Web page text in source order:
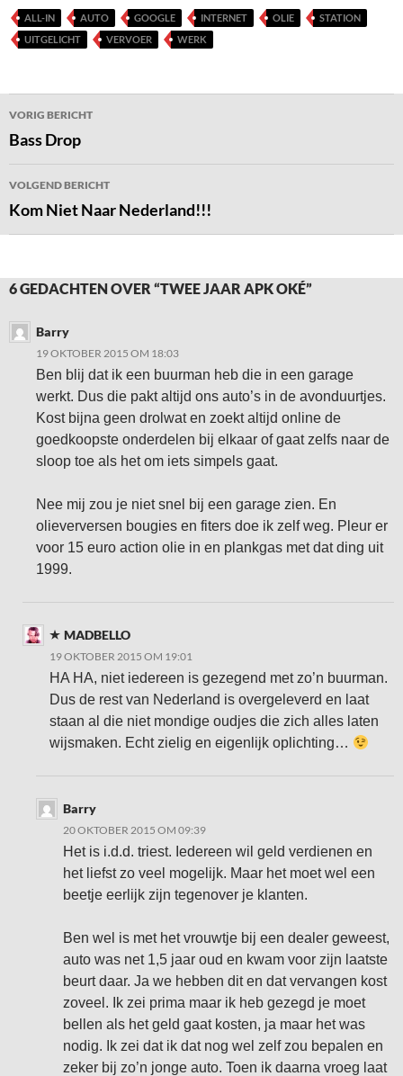
ALL-IN AUTO GOOGLE INTERNET OLIE
STATION
UITGELICHT
VERVOER WERK
Bericht
navigatie
VORIG BERICHT
Bass Drop
VOLGEND BERICHT
Kom Niet Naar Nederland!!!
6 GEDACHTEN OVER “TWEE JAAR APK OKÉ”
Barry
19 OKTOBER 2015 OM 18:03
Ben blij dat ik een buurman heb die in een garage
werkt. Dus die pakt altijd ons auto’s in de avonduurtjes.
Kost bijna geen drolwat en zoekt altijd online de
goedkoopste onderdelen bij elkaar of gaat zelfs naar de
sloop toe als het om iets simpels gaat.
Nee mij zou je niet snel bij een garage zien. En
olieverversen bougies en fiters doe ik zelf weg. Pleur er
voor 15 euro action olie in en plankgas met dat ding uit
1999.
MADBELLO
19 OKTOBER 2015 OM 19:01
HA HA, niet iedereen is gezegend met zo’n buurman.
Dus de rest van Nederland is overgeleverd en laat
staan al die niet mondige oudjes die zich alles laten
wijsmaken. Echt zielig en eigenlijk oplichting…
Barry
20 OKTOBER 2015 OM 09:39
Het is i.d.d. triest. Iedereen wil geld verdienen en
het liefst zo veel mogelijk. Maar het moet wel een
beetje eerlijk zijn tegenover je klanten.
Ben wel is met het vrouwtje bij een dealer geweest,
auto was net 1,5 jaar oud en kwam voor zijn laatste
beurt daar. Ja we hebben dit en dat vervangen kost
zoveel. Ik zei prima maar ik heb gezegd je moet
bellen als het geld gaat kosten, ja maar het was
nodig. Ik zei dat ik dat nog wel zelf zou bepalen en
zeker bij zo’n jonge auto. Toen ik daarna vroeg laat